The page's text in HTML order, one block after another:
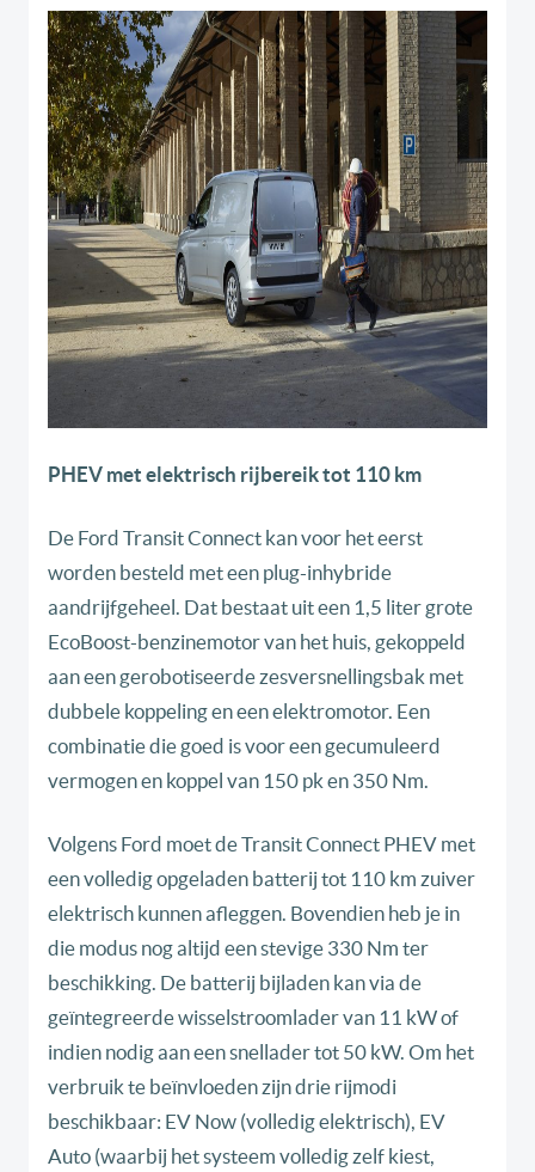
PHEV met elektrisch rijbereik tot 110 km
De Ford Transit Connect kan voor het eerst
worden besteld met een plug-inhybride
aandrijfgeheel. Dat bestaat uit een 1,5 liter grote
EcoBoost-benzinemotor van het huis, gekoppeld
aan een gerobotiseerde zesversnellingsbak met
dubbele koppeling en een elektromotor. Een
combinatie die goed is voor een gecumuleerd
vermogen en koppel van 150 pk en 350 Nm.
Volgens Ford moet de Transit Connect PHEV met
een volledig opgeladen batterij tot 110 km zuiver
elektrisch kunnen afleggen. Bovendien heb je in
die modus nog altijd een stevige 330 Nm ter
beschikking. De batterij bijladen kan via de
geïntegreerde wisselstroomlader van 11 kW of
indien nodig aan een snellader tot 50 kW. Om het
verbruik te beïnvloeden zijn drie rijmodi
beschikbaar: EV Now (volledig elektrisch), EV
Auto (waarbij het systeem volledig zelf kiest,